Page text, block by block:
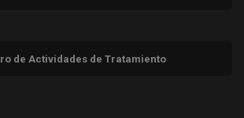
de Actividades de Tratamiento